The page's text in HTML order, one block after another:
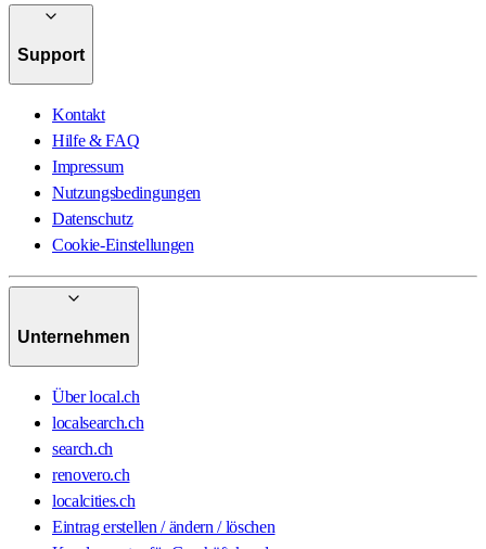
Support
Kontakt
Hilfe & FAQ
Impressum
Nutzungsbedingungen
Datenschutz
Cookie-Einstellungen
Unternehmen
Über local.ch
localsearch.ch
search.ch
renovero.ch
localcities.ch
Eintrag erstellen / ändern / löschen